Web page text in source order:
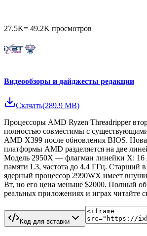
27.5K= 49.2K просмотров
Видеообзоры и дайджесты редакции
Скачать(289.9 MB)
Процессоры AMD Ryzen Threadripper
полностью совместимы с
AMD X399 после обновления BIOS.
платформы AMD разделяется на две
Модель 2950X — флагман линейки X: 16
памяти L3, частота до 4,4 ГГц. Старший в
ядерный процессор 2990WX имеет
Вт, но его цена меньше $2000. Полный
реальных приложениях и играх читайте
Код для вставки